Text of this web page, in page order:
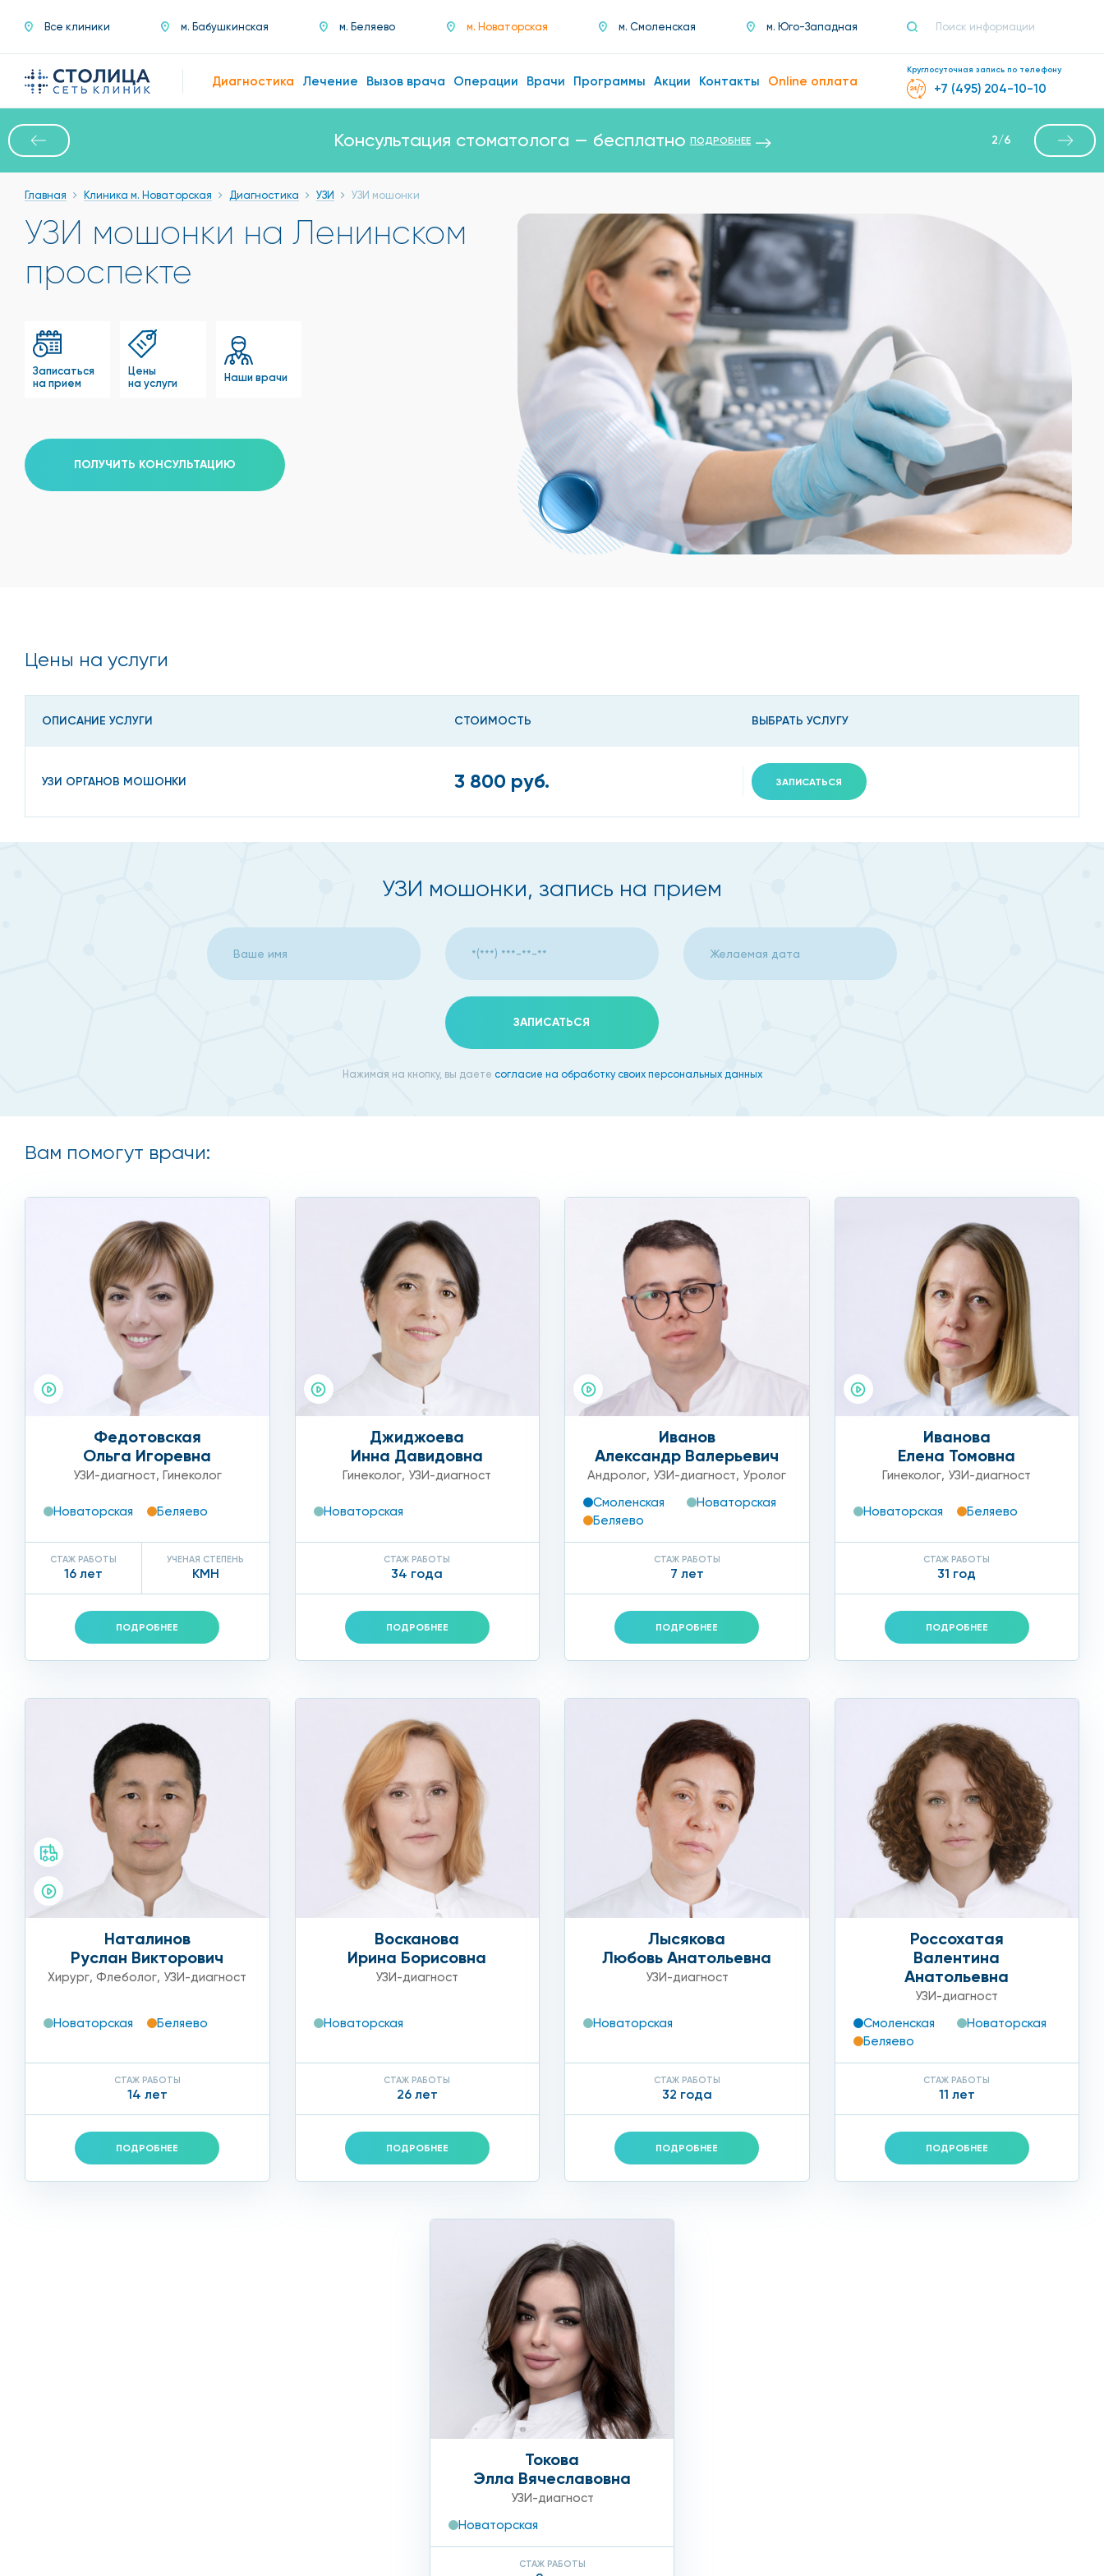
Все клиники м. Бабушкинская м. Беляево м. Новаторская м. Смоленская м. Юго-Западная
Диагностика Лечение Вызов врача Операции Врачи Программы Акции Контакты Online оплата
Круглосуточная запись по телефону
+7 (495) 204-10-10
Консультация стоматолога — бесплатно ПОДРОБНЕЕ 2/6
Главная Клиника м. Новаторская Диагностика УЗИ УЗИ мошонки
УЗИ мошонки на Ленинском
проспекте
Записаться
на прием
Цены
на услуги
Наши врачи
ПОЛУЧИТЬ КОНСУЛЬТАЦИЮ
Цены на услуги
ОПИСАНИЕ УСЛУГИ СТОИМОСТЬ ВЫБРАТЬ УСЛУГУ
УЗИ ОРГАНОВ МОШОНКИ 3 800 руб. ЗАПИСАТЬСЯ
УЗИ мошонки, запись на прием
ЗАПИСАТЬСЯ
Нажимая на кнопку, вы даете согласие на обработку своих персональных данных
Вам помогут врачи:
Федотовская
Ольга Игоревна
УЗИ-диагност, Гинеколог
Новаторская Беляево
СТАЖ РАБОТЫ
16 лет
УЧЕНАЯ СТЕПЕНЬ
КМН
ПОДРОБНЕЕ
Джиджоева
Инна Давидовна
Гинеколог, УЗИ-диагност
Новаторская
СТАЖ РАБОТЫ
34 года
ПОДРОБНЕЕ
Иванов
Александр Валерьевич
Андролог, УЗИ-диагност, Уролог
Смоленская
Новаторская
Беляево
СТАЖ РАБОТЫ
7 лет
ПОДРОБНЕЕ
Иванова
Елена Томовна
Гинеколог, УЗИ-диагност
Новаторская Беляево
СТАЖ РАБОТЫ
31 год
ПОДРОБНЕЕ
Наталинов
Руслан Викторович
Хирург,Флеболог, УЗИ-диагност
Новаторская Беляево
СТАЖ РАБОТЫ
14 лет
ПОДРОБНЕЕ
Восканова
Ирина Борисовна
УЗИ-диагност
Новаторская
СТАЖ РАБОТЫ
26 лет
ПОДРОБНЕЕ
Лысякова
Любовь Анатольевна
УЗИ-диагност
Новаторская
СТАЖ РАБОТЫ
32 года
ПОДРОБНЕЕ
Россохатая
Валентина
Анатольевна
УЗИ-диагност
Смоленская
Новаторская
Беляево
СТАЖ РАБОТЫ
11 лет
ПОДРОБНЕЕ
Токова
Элла Вячеславовна
УЗИ-диагност
Новаторская
СТАЖ РАБОТЫ